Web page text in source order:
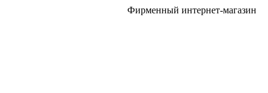
Фирменный интернет-магазин